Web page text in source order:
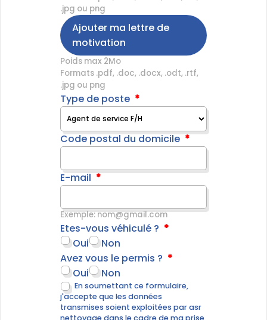
.jpg ou png
Ajouter ma lettre de
motivation
Poids max 2Mo
Formats .pdf, .doc, .docx, .odt, .rtf,
.jpg ou png
Type de poste
Code postal du domicile
E-mail
Exemple: nom@gmail.com
Etes-vous véhiculé ?
Oui
Non
Avez vous le permis ?
Oui
Non
En soumettant ce formulaire,
j'accepte que les données
transmises soient exploitées par asr
nettoyage dans le cadre de ma prise